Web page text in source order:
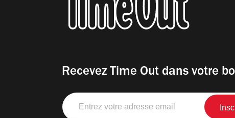
Recevez Time Out dans votre
Entrez
votre